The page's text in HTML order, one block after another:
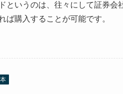
というのは、往々にして証券
ば購入することが可能です。